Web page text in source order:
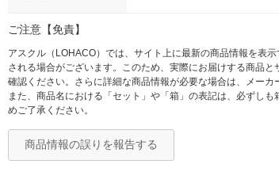
ご注意【免責】
アスクル（LOHACO）では、サイト上に最新の商品情報を表
される場合がございます。このため、実際にお届けする商品
確認ください。さらに詳細な商品情報が必要な場合は、メーカ
また、商品名における「セット」や「箱」の表記は、必ずし
めご了承ください。
商品情報の誤りを報告する